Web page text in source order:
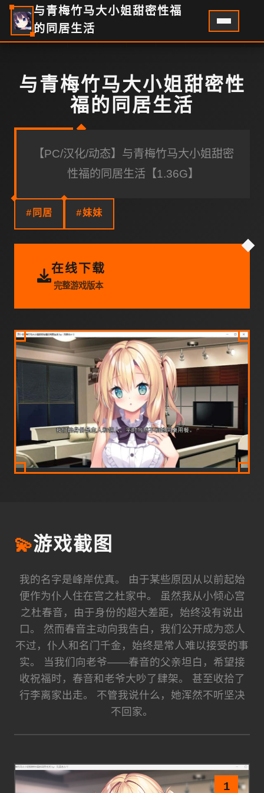
与青梅竹马大小姐甜密性福
的同居生活
与青梅竹马大小姐甜密性
福的同居生活
【PC/汉化/动态】与青梅竹马大小姐甜密
性福的同居生活【1.36G】
#同居 #妹妹
在线下载
完整游戏版本
💫游戏截图
我的名字是峰岸优真。 由于某些原因从以前起始
便作为仆人住在宫之杜家中。 虽然我从小倾心宫
之杜春音，由于身份的超大差距，始终没有说出
口。 然而春音主动向我告白，我们公开成为恋人
不过，仆人和名门千金，始终是常人难以接受的事
实。 当我们向老爷——春音的父亲坦白，希望接
收祝福时，春音和老爷大吵了肆架。 甚至收拾了
行李离家出走。 不管我说什么，她浑然不听坚决
不回家。
1